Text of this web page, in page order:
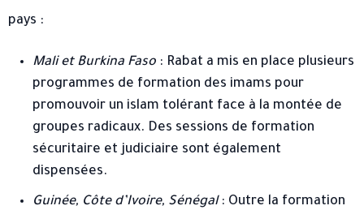
pays :
Mali et Burkina Faso : Rabat a mis en place plusieurs
programmes de formation des imams pour
promouvoir un islam tolérant face à la montée de
groupes radicaux. Des sessions de formation
sécuritaire et judiciaire sont également
dispensées.
Guinée, Côte d’Ivoire, Sénégal: Outre la formation